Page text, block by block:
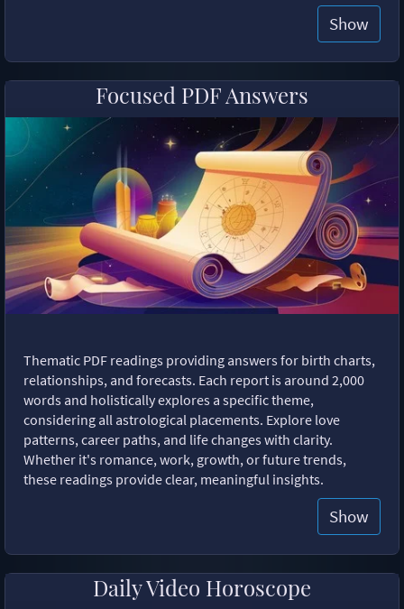
Show
Focused PDF Answers
Thematic PDF readings providing answers for birth charts,
relationships, and forecasts. Each report is around 2,000
words and holistically explores a specific theme,
considering all astrological placements. Explore love
patterns, career paths, and life changes with clarity.
Whether it's romance, work, growth, or future trends,
these readings provide clear, meaningful insights.
Show
Daily Video Horoscope